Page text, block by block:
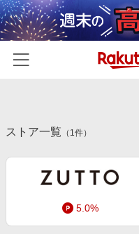
カテゴリー一覧
百貨店・総合ECモール
ファッション・インナー・小
食品・スイーツ・お酒
初回購入者限定特典
友達紹介
ストア一覧 （ 1件）
5.0%